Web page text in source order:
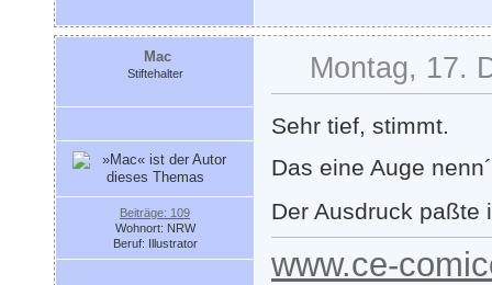
Mac
Stiftehalter
Beiträge: 109
Wohnort: NRW
Beruf: Illustrator
Montag, 17.
Sehr tief, stimmt.
Das eine Auge
Der Ausdruck paßte
www.ce-